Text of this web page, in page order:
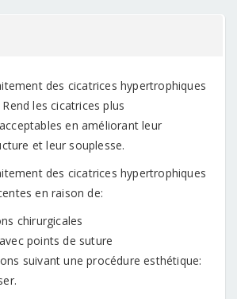
des cicatrices hypertrophiques
les cicatrices plus
en améliorant leur
et leur souplesse.
des cicatrices hypertrophiques
en raison de:
chirurgicales
points de suture
suivant une procédure esthétique: